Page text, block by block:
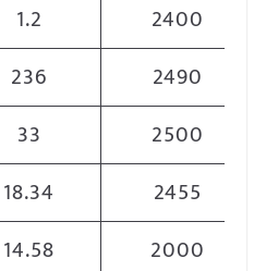
1.2
2400
236
2490
33
2500
18.34
2455
14.58
2000